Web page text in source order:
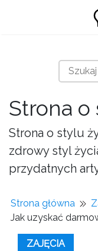
Strona o
Strona o stylu
zdrowy styl
przydatnych
Strona główna
Jak uzyskać
ZAJĘCIA